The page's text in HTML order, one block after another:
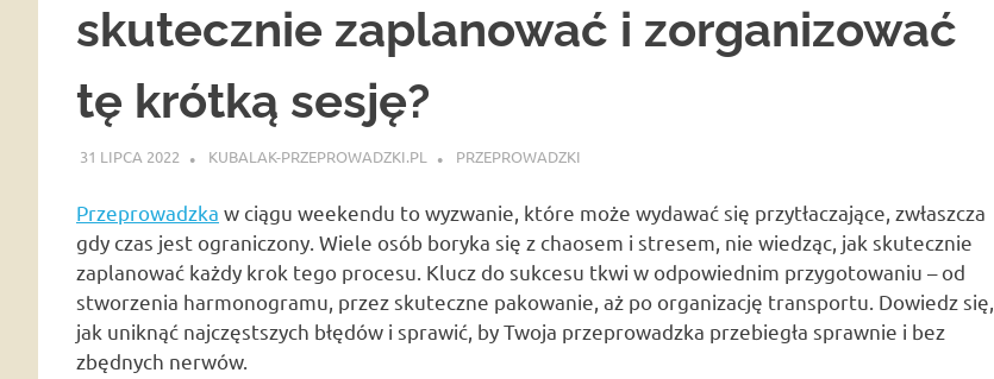
skutecznie zaplanować i zorganizować
tę krótką sesję?
31 LIPCA 2022 KUBALAK-PRZEPROWADZKI.PL PRZEPROWADZKI
Przeprowadzka w ciągu weekendu to wyzwanie, które może wydawać się przytłaczające, zwłaszcza
gdy czas jest ograniczony. Wiele osób boryka się z chaosem i stresem, nie wiedząc, jak skutecznie
zaplanować każdy krok tego procesu. Klucz do sukcesu tkwi w odpowiednim przygotowaniu – od
stworzenia harmonogramu, przez skuteczne pakowanie, aż po organizację transportu. Dowiedz się,
jak uniknąć najczęstszych błędów i sprawić, by Twoja przeprowadzka przebiegła sprawnie i bez
zbędnych nerwów.